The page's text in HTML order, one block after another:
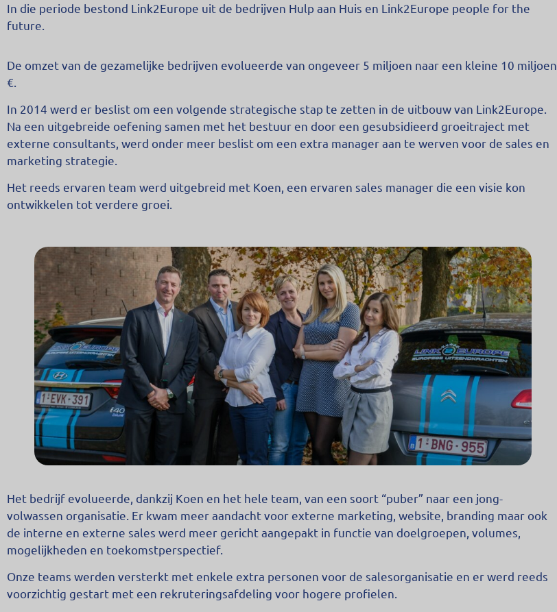
In die periode bestond Link2Europe uit de bedrijven Hulp aan Huis en Link2Europe people for the
future.
De omzet van de gezamelijke bedrijven evolueerde van ongeveer 5 miljoen naar een kleine 10 miljoen
€.
In 2014 werd er beslist om een volgende strategische stap te zetten in de uitbouw van Link2Europe.
Na een uitgebreide oefening samen met het bestuur en door een gesubsidieerd groeitraject met
externe consultants, werd onder meer beslist om een extra manager aan te werven voor de sales en
marketing strategie.
Het reeds ervaren team werd uitgebreid met Koen, een ervaren sales manager die een visie kon
ontwikkelen tot verdere groei.
Het bedrijf evolueerde, dankzij Koen en het hele team, van een soort “puber” naar een jong-
volwassen organisatie. Er kwam meer aandacht voor externe marketing, website, branding maar ook
de interne en externe sales werd meer gericht aangepakt in functie van doelgroepen, volumes,
mogelijkheden en toekomstperspectief.
Onze teams werden versterkt met enkele extra personen voor de salesorganisatie en er werd reeds
voorzichtig gestart met een rekruteringsafdeling voor hogere profielen.